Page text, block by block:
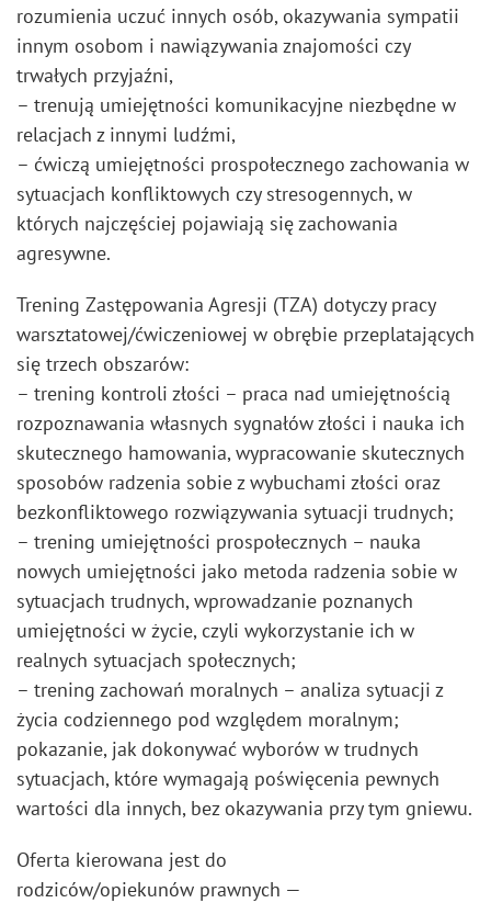
rozumienia uczuć innych osób, okazywania sympatii
innym osobom i nawiązywania znajomości czy
trwałych przyjaźni,
– trenują umiejętności komunikacyjne niezbędne w
relacjach z innymi ludźmi,
– ćwiczą umiejętności prospołecznego zachowania w
sytuacjach konfliktowych czy stresogennych, w
których najczęściej pojawiają się zachowania
agresywne.
Trening Zastępowania Agresji (TZA) dotyczy pracy
warsztatowej/ćwiczeniowej w obrębie przeplatających
się trzech obszarów:
– trening kontroli złości – praca nad umiejętnością
rozpoznawania własnych sygnałów złości i nauka ich
skutecznego hamowania, wypracowanie skutecznych
sposobów radzenia sobie z wybuchami złości oraz
bezkonfliktowego rozwiązywania sytuacji trudnych;
– trening umiejętności prospołecznych – nauka
nowych umiejętności jako metoda radzenia sobie w
sytuacjach trudnych, wprowadzanie poznanych
umiejętności w życie, czyli wykorzystanie ich w
realnych sytuacjach społecznych;
– trening zachowań moralnych – analiza sytuacji z
życia codziennego pod względem moralnym;
pokazanie, jak dokonywać wyborów w trudnych
sytuacjach, które wymagają poświęcenia pewnych
wartości dla innych, bez okazywania przy tym gniewu.
Oferta kierowana jest do
rodziców/opiekunów prawnych —